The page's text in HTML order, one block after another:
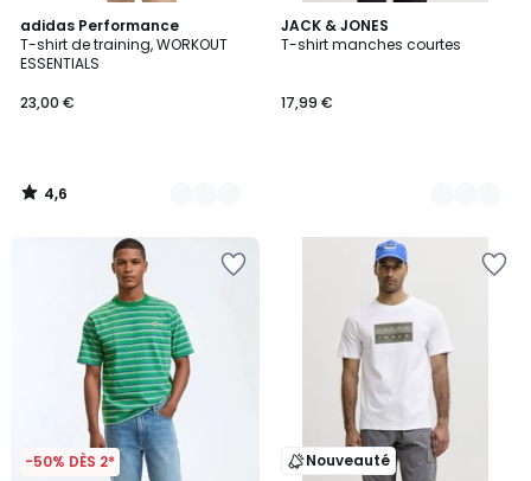
adidas Performance
T-shirt de training, WORKOUT
ESSENTIALS
23,00 €
4,6
/ 5
3
Couleurs
4,6
/
JACK & JONES
T-shirt manches courtes
17,99 €
3
Couleurs
-50% DÈS 2* Nouveauté